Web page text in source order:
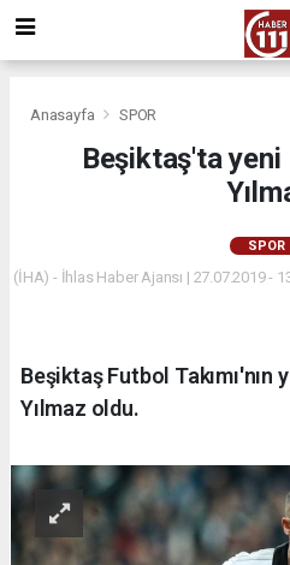
Anasayfa SPOR
Beşiktaş'ta
SPOR
(İHA) - İhlas Haber Ajansı | 27.07.2019 -
Beşiktaş Futbol Takımı'nın
Yılmaz oldu.